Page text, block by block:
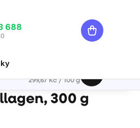
688
Nákupní
košík
300 g
Měrná cena:
299,67 Kč / 100 g